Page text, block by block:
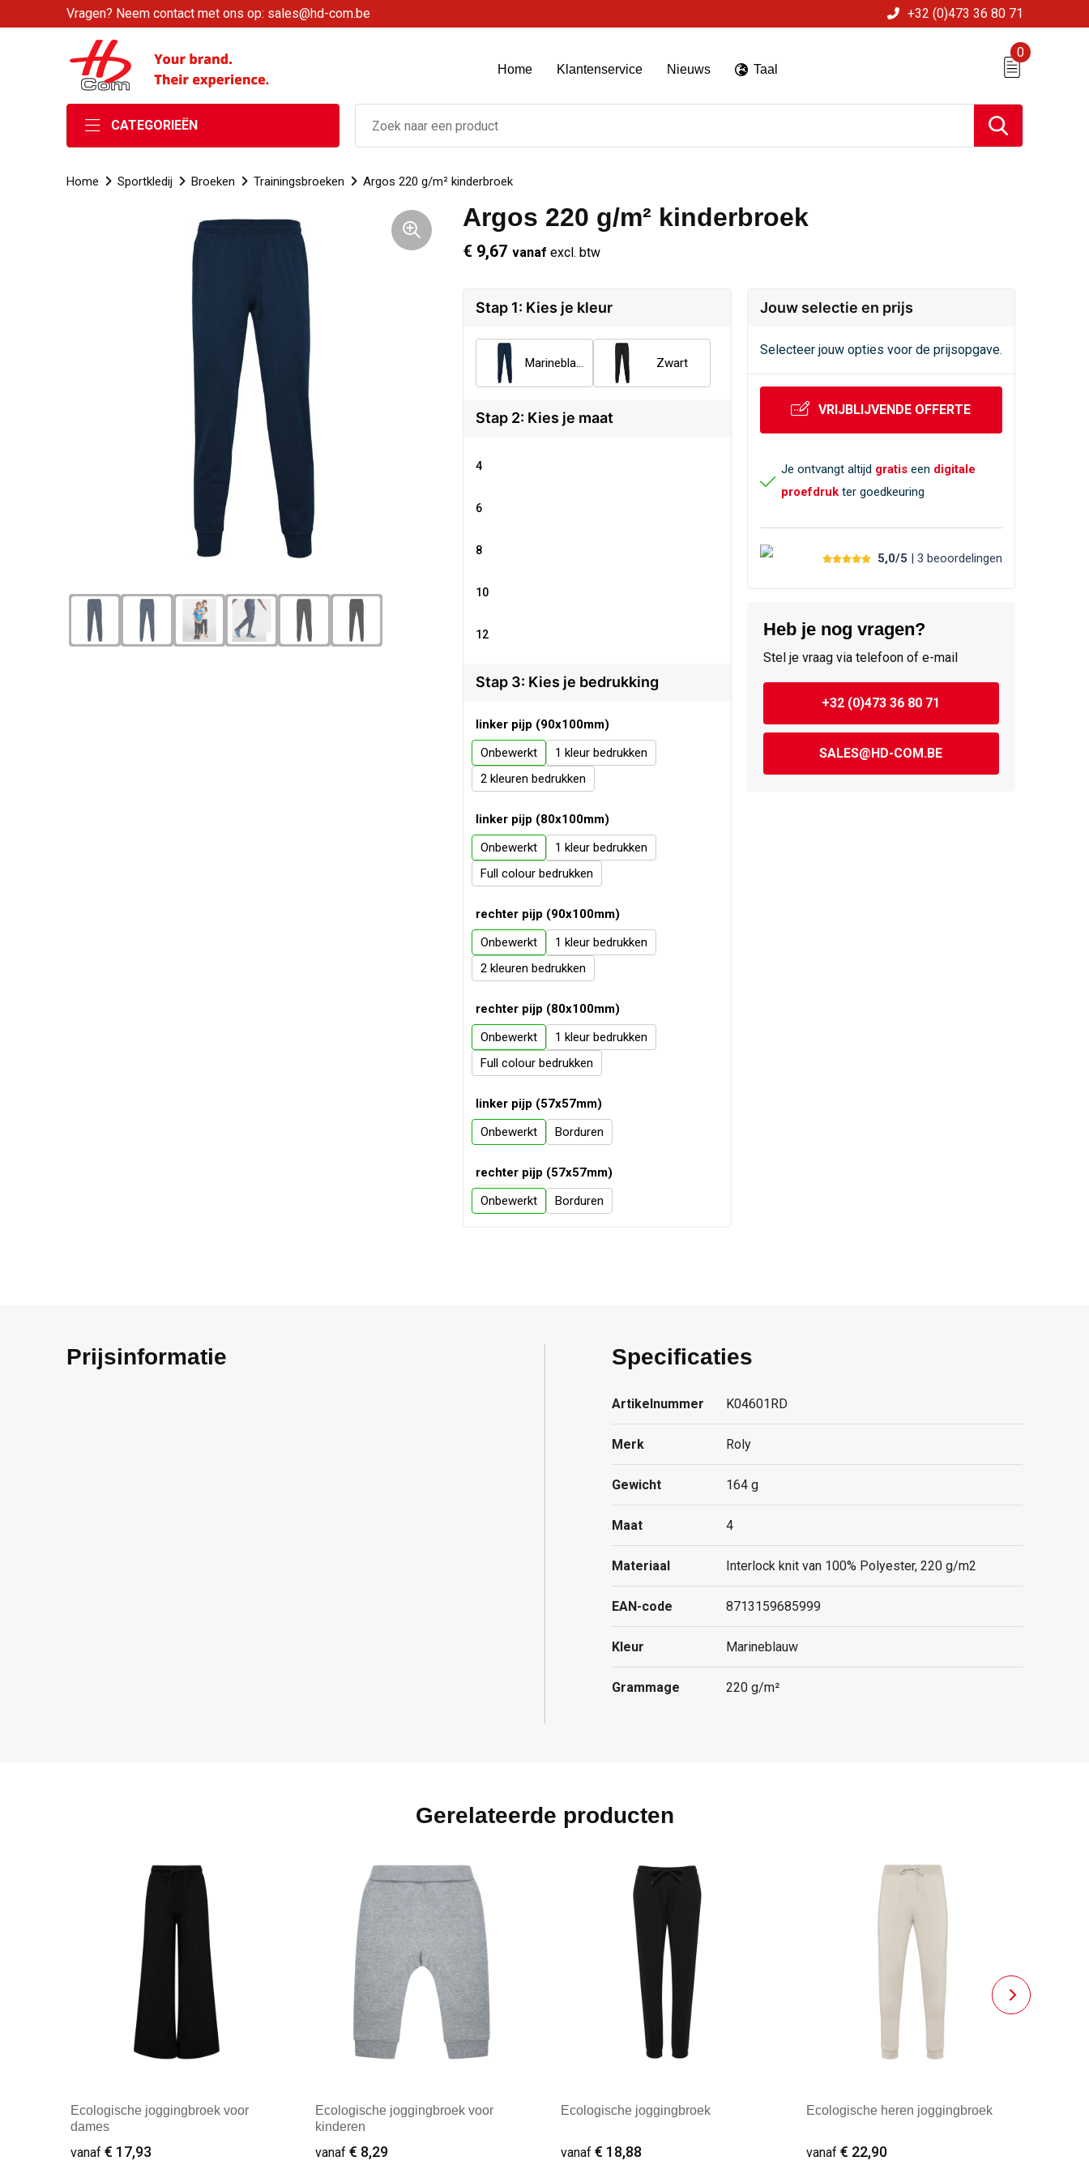
Vragen? Neem contact met ons op: sales@hd-com.be +32 (0)473 36 80 71
Home Klantenservice Nieuws Taal
0
CATEGORIEËN
Home Sportkledij Broeken Trainingsbroeken Argos 220 g/m² kinderbroek
Argos 220 g/m² kinderbroek
€ 9,67 vanaf excl. btw
Stap 1: Kies je kleur
Marineblauw Zwart
Stap 2: Kies je maat
4
6
8
10
12
Stap 3: Kies je bedrukking
linker pijp (90x100mm)
Onbewerkt
1
2
linker pijp (80x100mm)
Onbewerkt
1
Full colour
rechter pijp (90x100mm)
Onbewerkt
1
2
rechter pijp (80x100mm)
Onbewerkt
1
Full colour
linker pijp (57x57mm)
Onbewerkt
Borduren
rechter pijp (57x57mm)
Onbewerkt
Borduren
Jouw selectie en prijs
Selecteer jouw opties voor de prijsopgave.
VRIJBLIJVENDE OFFERTE
Je ontvangt altijd gratiseen digitale
proefdrukter goedkeuring
5,0/5 | 3 beoordelingen
Heb je nog vragen?
Stel je vraag via telefoon of e-mail
+32 (0)473 36 80 71
SALES@HD-COM.BE
Prijsinformatie Specificaties
Artikelnummer K04601RD
Merk Roly
Gewicht 164 g
Maat 4
Materiaal Interlock knit van 100% Polyester, 220 g/m2
EAN-code 8713159685999
Kleur Marineblauw
Grammage 220 g/m²
Gerelateerde producten
Ecologische joggingbroek voor
dames
vanaf € 17,93
Ecologische joggingbroek voor
kinderen
vanaf€ 8,29
Ecologische joggingbroek
vanaf € 18,88
Ecologische heren joggingbroek
vanaf € 22,90